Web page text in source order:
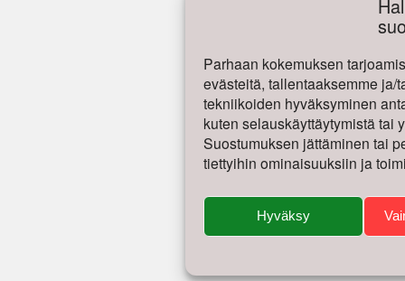
Parhaan kokemuksen
evästeitä, tallentaaksemme ja/
tekniikoiden hyväksyminen
kuten selauskäyttäytymistä tai
Suostumuksen jättäminen tai
tiettyihin ominaisuuksiin ja
Hyväksy